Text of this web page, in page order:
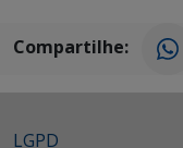
Compartilhe:
LGPD